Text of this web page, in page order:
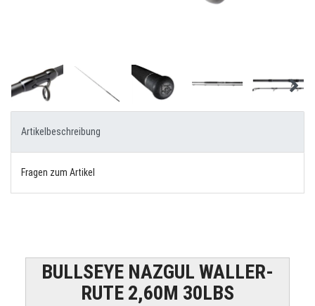
Artikelbeschreibung
Fragen zum Artikel
BULLSEYE NAZGUL WALLER-
RUTE 2,60M 30LBS